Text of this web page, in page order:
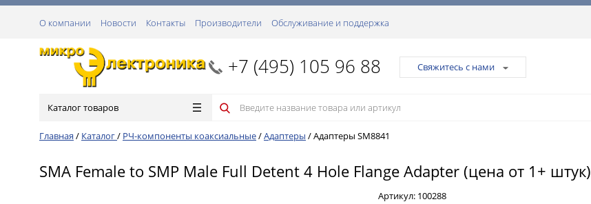
О компании Новости Контакты Производители Обслуживание и поддержка
+7 (495) 105 96 88 Свяжитесь с нами
Каталог товаров
Главная / Каталог/ РЧ-компоненты коаксиальные/Адаптеры /Адаптеры SM8841
SMA Female to SMP Male Full Detent 4 Hole Flange Adapter (цена от 1+ штук)
Артикул: 100288